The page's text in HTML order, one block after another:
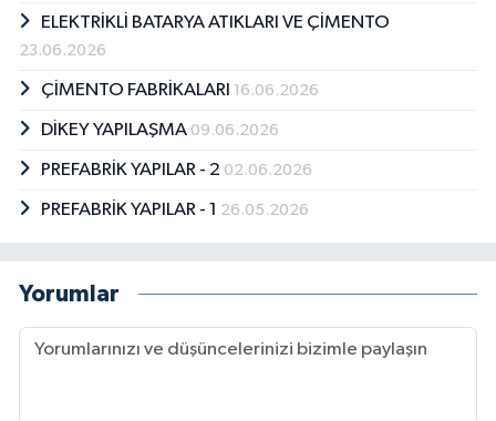
ELEKTRİKLİ BATARYA ATIKLARI VE ÇİMENTO
23.06.2026
ÇİMENTO FABRİKALARI 16.06.2026
DİKEY YAPILAŞMA 09.06.2026
PREFABRİK YAPILAR - 2 02.06.2026
PREFABRİK YAPILAR - 1 26.05.2026
Yorumlar